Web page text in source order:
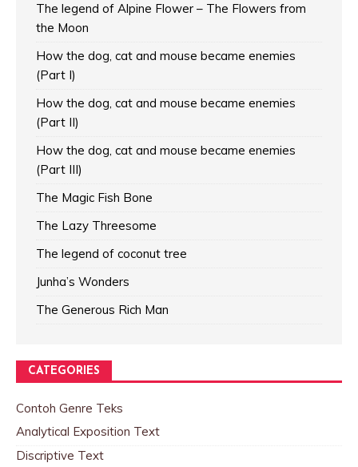
The legend of Alpine Flower – The Flowers from
the Moon
How the dog, cat and mouse became enemies
(Part I)
How the dog, cat and mouse became enemies
(Part II)
How the dog, cat and mouse became enemies
(Part III)
The Magic Fish Bone
The Lazy Threesome
The legend of coconut tree
Junha’s Wonders
The Generous Rich Man
CATEGORIES
Contoh Genre Teks
Analytical Exposition Text
Discriptive Text